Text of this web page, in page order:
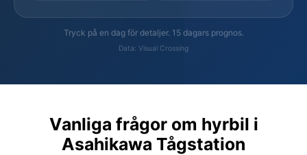
Tryck på en dag för detaljer. 15 dagars prognos.
Data: Visual Crossing
Vanliga frågor om hyrbil i
Asahikawa Tågstation